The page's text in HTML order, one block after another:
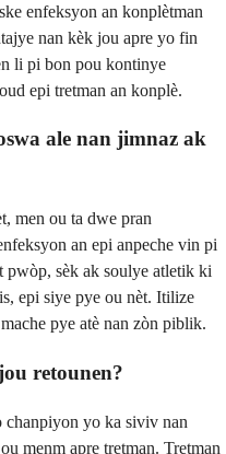
enfeksyon an konplètman
nan kèk jou apre yo fin
li pi bon pou kontinye
epi tretman an konplè.
ale nan jimnaz ak
men ou ta dwe pran
an epi anpeche vin pi
pwòp, sèk ak soulye atletik ki
epi siye pye ou nèt. Itilize
pye atè nan zòn piblik.
retounen?
chanpiyon yo ka siviv nan
menm apre tretman. Tretman